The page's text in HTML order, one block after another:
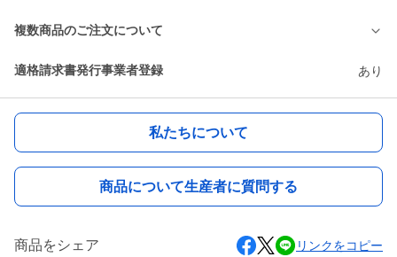
複数商品のご注文について
適格請求書発行事業者登録 あり
私たちについて
商品について生産者に質問する
商品をシェア リンクをコピー